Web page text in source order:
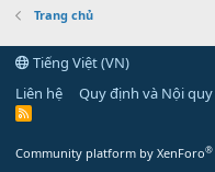
Trang chủ
Tiếng Việt (VN)
Liên hệ
Quy định và Nội quy
R
Community platform by XenForo®